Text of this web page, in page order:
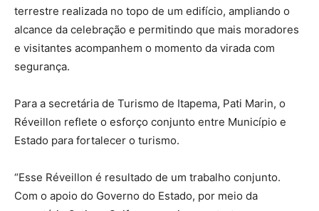
terrestre realizada no topo de um edifício, ampliando o
alcance da celebração e permitindo que mais moradores
e visitantes acompanhem o momento da virada com
segurança.
Para a secretária de Turismo de Itapema, Pati Marin, o
Réveillon reflete o esforço conjunto entre Município e
Estado para fortalecer o turismo.
“Esse Réveillon é resultado de um trabalho conjunto.
Com o apoio do Governo do Estado, por meio da